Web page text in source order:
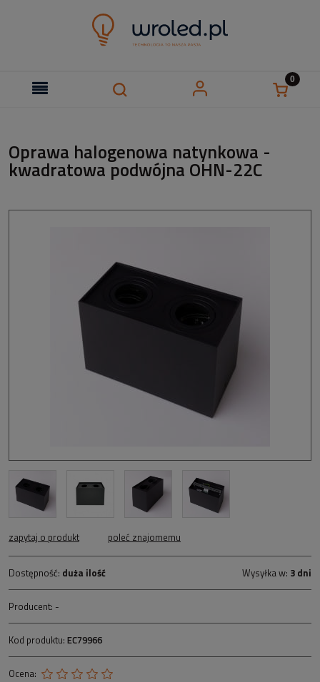
Oprawa halogenowa natynkowa -
kwadratowa podwójna OHN-22C
zapytaj o produkt poleć znajomemu
Dostępność: duża ilość Wysyłka w: 3 dni
Producent: -
Kod produktu: EC79966
Ocena: